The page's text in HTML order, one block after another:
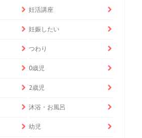
妊活講座
妊娠したい
つわり
0歳児
2歳児
沐浴・お風呂
幼児